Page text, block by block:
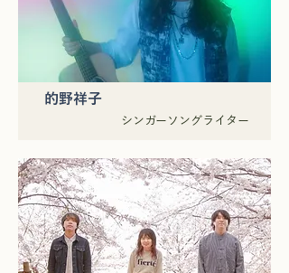
的野祥子
シンガーソングライター